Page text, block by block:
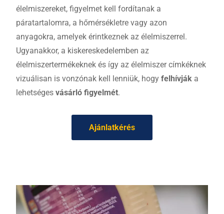
élelmiszereket, figyelmet kell fordítanak a
páratartalomra, a hőmérsékletre vagy azon
anyagokra, amelyek érintkeznek az élelmiszerrel.
Ugyanakkor, a kiskereskedelemben az
élelmiszertermékeknek és így az élelmiszer címkéknek
vizuálisan is vonzónak kell lenniük, hogyfelhívják a
lehetségesvásárló figyelmét.
Ajánlatkérés